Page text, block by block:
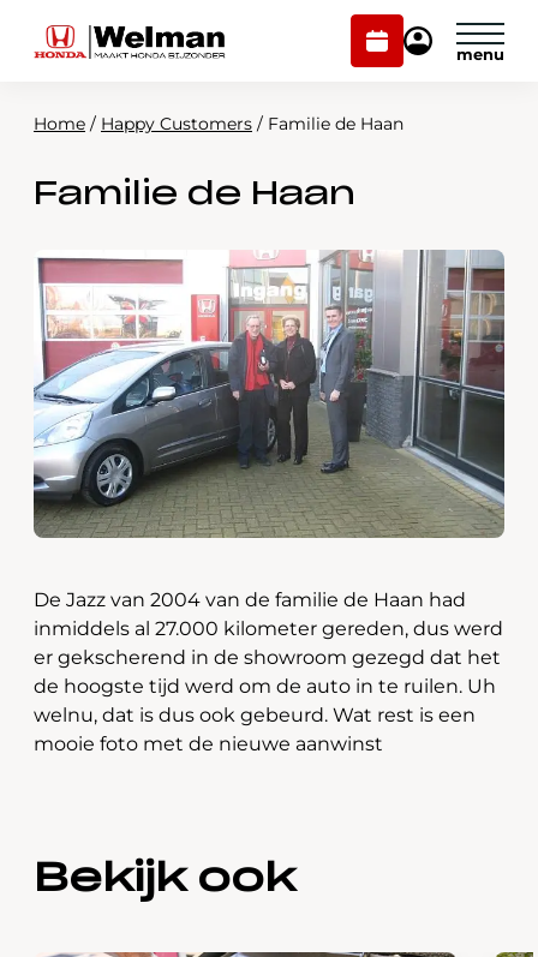
Plan
onderhoud
Mijn
Modellen
Voorraad
Onderhoud en service
Over ons
Webshop
Contact
Plan onderhoud
Mijn Honda Welman
Home / Happy Customers / Familie de Haan
Familie de Haan
De Jazz van 2004 van de familie de Haan had
inmiddels al 27.000 kilometer gereden, dus werd
er gekscherend in de showroom gezegd dat het
de hoogste tijd werd om de auto in te ruilen. Uh
welnu, dat is dus ook gebeurd. Wat rest is een
mooie foto met de nieuwe aanwinst
Bekijk ook